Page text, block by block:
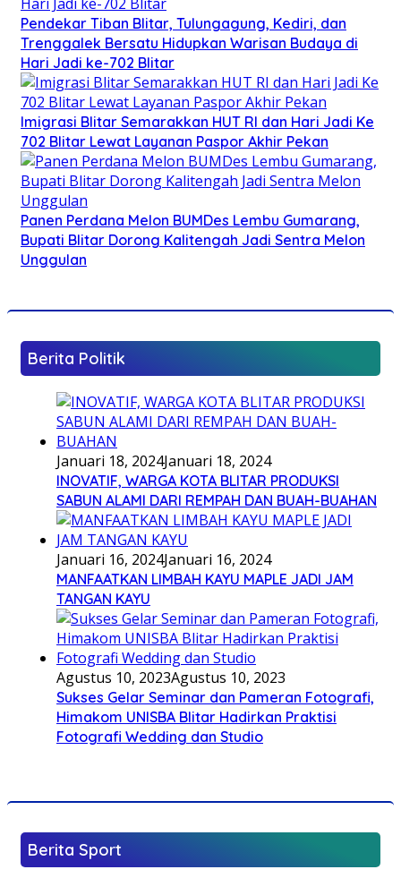
Pendekar Tiban Blitar, Tulungagung, Kediri, dan
Trenggalek Bersatu Hidupkan Warisan Budaya di
Hari Jadi ke-702 Blitar
Imigrasi Blitar Semarakkan HUT RI dan Hari Jadi Ke
702 Blitar Lewat Layanan Paspor Akhir Pekan
Panen Perdana Melon BUMDes Lembu Gumarang,
Bupati Blitar Dorong Kalitengah Jadi Sentra Melon
Unggulan
Berita Politik
Januari 18, 2024Januari 18, 2024
INOVATIF, WARGA KOTA BLITAR PRODUKSI
SABUN ALAMI DARI REMPAH DAN BUAH-BUAHAN
Januari 16, 2024Januari 16, 2024
MANFAATKAN LIMBAH KAYU MAPLE JADI JAM
TANGAN KAYU
Agustus 10, 2023Agustus 10, 2023
Sukses Gelar Seminar dan Pameran Fotografi,
Himakom UNISBA Blitar Hadirkan Praktisi
Fotografi Wedding dan Studio
Berita Sport